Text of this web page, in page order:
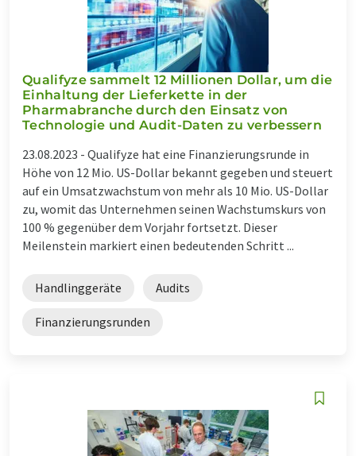
Qualifyze sammelt 12 Millionen Dollar, um die
Einhaltung der Lieferkette in der
Pharmabranche durch den Einsatz von
Technologie und Audit-Daten zu verbessern
23.08.2023 - Qualifyze hat eine Finanzierungsrunde in
Höhe von 12 Mio. US-Dollar bekannt gegeben und steuert
auf ein Umsatzwachstum von mehr als 10 Mio. US-Dollar
zu, womit das Unternehmen seinen Wachstumskurs von
100 % gegenüber dem Vorjahr fortsetzt. Dieser
Meilenstein markiert einen bedeutenden Schritt ...
Handlinggeräte Audits
Finanzierungsrunden